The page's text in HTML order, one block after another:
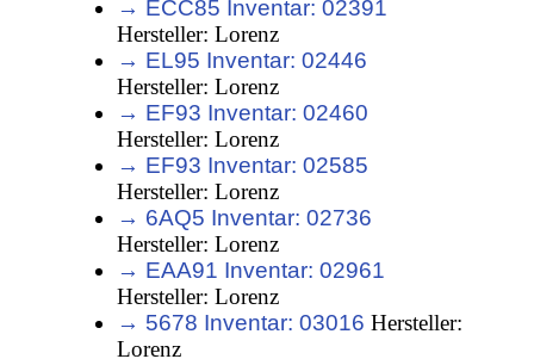
→ ECC85 Inventar: 02391
Hersteller: Lorenz
→ EL95 Inventar: 02446
Hersteller: Lorenz
→ EF93 Inventar: 02460
Hersteller: Lorenz
→ EF93 Inventar: 02585
Hersteller: Lorenz
→ 6AQ5 Inventar: 02736
Hersteller: Lorenz
→ EAA91 Inventar: 02961
Hersteller: Lorenz
→ 5678 Inventar: 03016 Hersteller:
Lorenz